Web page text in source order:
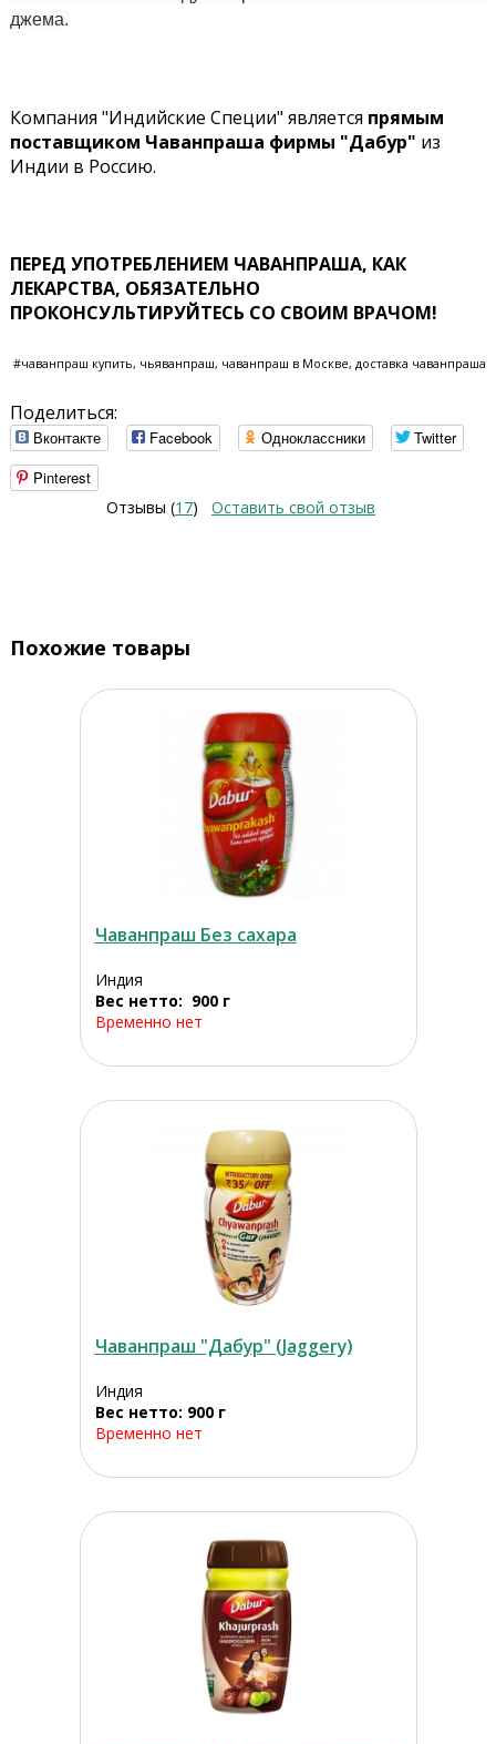
джема.
Компания "Индийские Специи" является прямым
поставщиком Чаванпраша фирмы "Дабур" из
Индии в Россию.
ПЕРЕД УПОТРЕБЛЕHИЕМ ЧАВАНПРАША, КАК
ЛЕКАРСТВА, ОБЯЗАТЕЛЬHО
ПРОКОHСУЛЬТИРУЙТЕСЬ СО СВОИМ ВРАЧОМ!
#чаванпраш купить, чьяванпраш, чаванпраш в Москве, доставка чаванпраша
Поделиться:
Вконтакте Facebook Одноклассники
Twitter
Pinterest
Отзывы (17) Оставить свой отзыв
Похожие товары
Чаванпраш Без сахара
Индия
Вес нетто: 900 г
Временно нет
Чаванпраш "Дабур" (Jaggery)
Индия
Вес нетто: 900 г
Временно нет